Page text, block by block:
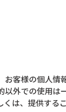
客様の個人
外での使用
は、提供する